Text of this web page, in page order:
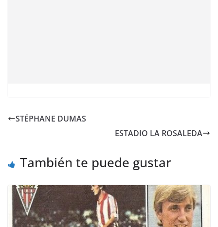
STÉPHANE DUMAS
ESTADIO LA ROSALEDA
También te puede gustar